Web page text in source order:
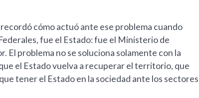
cómo actuó ante ese problema cuando
fue el Estado: fue el Ministerio de
El problema no se soluciona solamente con la
el Estado vuelva a recuperar el territorio, que
tener el Estado en la sociedad ante los sectores